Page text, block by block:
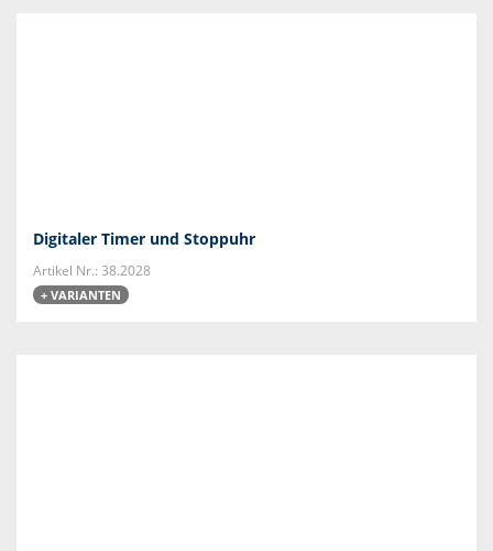
Digitaler Timer und Stoppuhr
Artikel Nr.: 38.2028
+ VARIANTEN